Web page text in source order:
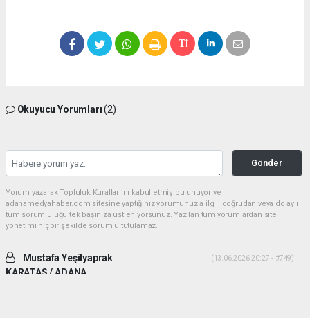
Okuyucu Yorumları(2)
Gönder
Yorum yazarak Topluluk Kuralları’nı kabul etmiş bulunuyor ve
adanamedyahaber.com sitesine yaptığınız yorumunuzla ilgili doğrudan veya dolaylı
tüm sorumluluğu tek başınıza üstleniyorsunuz. Yazılan tüm yorumlardan site
yönetimi hiçbir şekilde sorumlu tutulamaz.
Mustafa Yeşilyaprak
KARATAS / ADANA
(13.06.2026 20:27 - #749)